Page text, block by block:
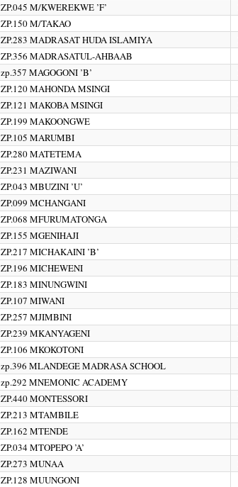
ZP.045 M/KWEREKWE ’F’
ZP.150 M/TAKAO
ZP.283 MADRASAT HUDA ISLAMIYA
ZP.356 MADRASATUL-AHBAAB
zp.357 MAGOGONI ’B’
ZP.120 MAHONDA MSINGI
ZP.121 MAKOBA MSINGI
ZP.199 MAKOONGWE
ZP.105 MARUMBI
ZP.280 MATETEMA
ZP.231 MAZIWANI
ZP.043 MBUZINI ’U’
ZP.099 MCHANGANI
ZP.068 MFURUMATONGA
ZP.155 MGENIHAJI
ZP.217 MICHAKAINI ’B’
ZP.196 MICHEWENI
ZP.183 MINUNGWINI
ZP.107 MIWANI
ZP.257 MJIMBINI
ZP.239 MKANYAGENI
ZP.106 MKOKOTONI
zp.396 MLANDEGE MADRASA SCHOOL
zp.292 MNEMONIC ACADEMY
ZP.440 MONTESSORI
ZP.213 MTAMBILE
ZP.162 MTENDE
ZP.034 MTOPEPO ’A’
ZP.273 MUNAA
ZP.128 MUUNGONI